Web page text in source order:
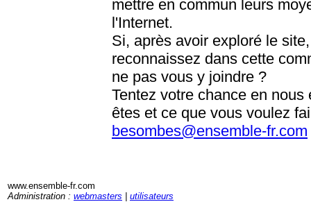
mettre en commun leurs
l'Internet.
Si, après avoir exploré le
reconnaissez dans cette
ne pas vous y joindre ?
Tentez votre chance en
êtes et ce que vous voulez
besombes@ensemble-fr.com
www.ensemble-fr.com
Administration : webmasters utilisateurs